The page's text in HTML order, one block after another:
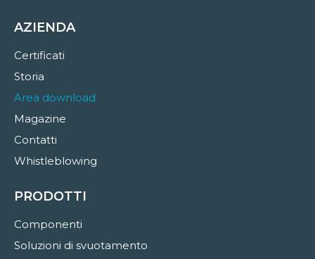
AZIENDA
Certificati
Storia
Area download
Magazine
Contatti
Whistleblowing
PRODOTTI
Componenti
Soluzioni di svuotamento